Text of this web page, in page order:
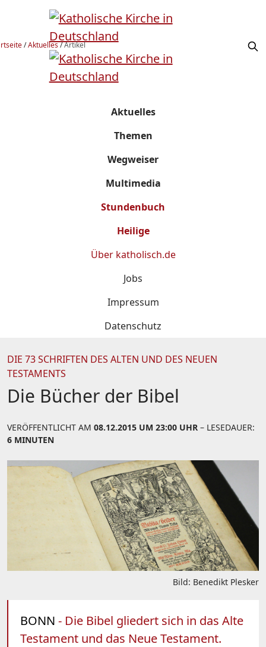
/Aktuelles/Artikel
Aktuelles
Themen
Wegweiser
Multimedia
Stundenbuch
Heilige
Über katholisch.de
Jobs
Impressum
Datenschutz
DIE 73 SCHRIFTEN DES ALTEN UND DES NEUEN
TESTAMENTS
Die Bücher der Bibel
VERÖFFENTLICHT AM 08.12.2015 UM 23:00 UHR – LESEDAUER:
6 MINUTEN
Bild: Benedikt Plesker
BONN - Die Bibel gliedert sich in das Alte
Testament und das Neue Testament.